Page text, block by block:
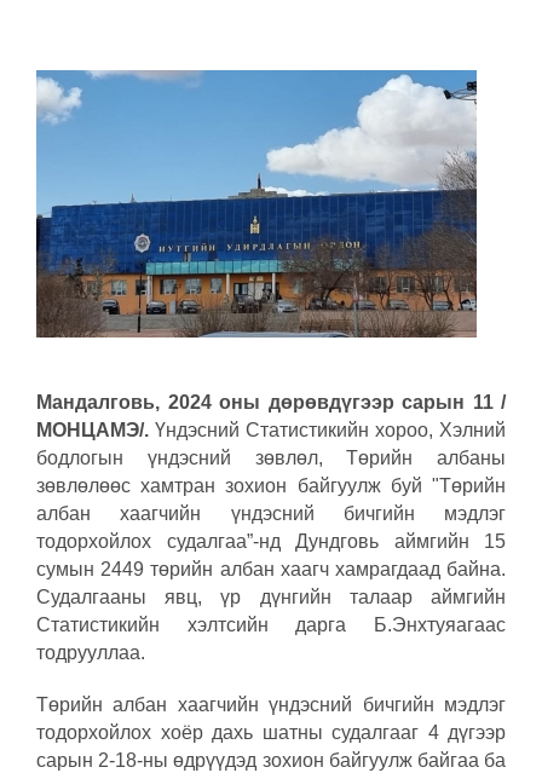
Мандалговь, 2024 оны дөрөвдүгээр сарын 11 /
МОНЦАМЭ/. Үндэсний Статистикийн хороо, Хэлний
бодлогын үндэсний зөвлөл, Төрийн албаны
зөвлөлөөс хамтран зохион байгуулж буй "Төрийн
албан хаагчийн үндэсний бичгийн мэдлэг
тодорхойлох судалгаа”-нд Дундговь аймгийн 15
сумын 2449 төрийн албан хаагч хамрагдаад байна.
Судалгааны явц, үр дүнгийн талаар аймгийн
Статистикийн хэлтсийн дарга Б.Энхтуяагаас
тодрууллаа.
Төрийн албан хаагчийн үндэсний бичгийн мэдлэг
тодорхойлох хоёр дахь шатны судалгааг 4 дүгээр
сарын 2-18-ны өдрүүдэд зохион байгуулж байгаа ба